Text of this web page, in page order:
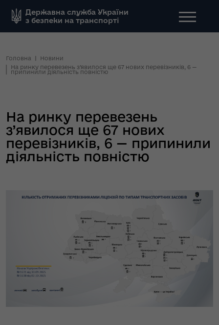
Державна служба України
з безпеки на транспорті
Головна
Новини
На ринку перевезень з’явилося ще 67 нових перевізників, 6 —
припинили діяльність повністю
На ринку перевезень
з’явилося ще 67 нових
перевізників, 6 — припинили
діяльність повністю